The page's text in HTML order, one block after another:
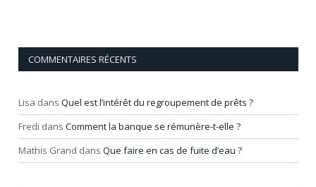
COMMENTAIRES RÉCENTS
Lisa dans Quel est l’intérêt du regroupement de prêts ?
Fredi dans Comment la banque se rémunère-t-elle ?
Mathis Grand dans Que faire en cas de fuite d’eau ?